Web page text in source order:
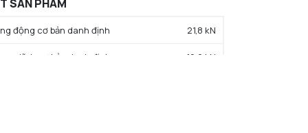
SẢN PHẨM
động cơ bản danh định 21,8 kN
tĩnh cơ bản danh định 19,6 kN